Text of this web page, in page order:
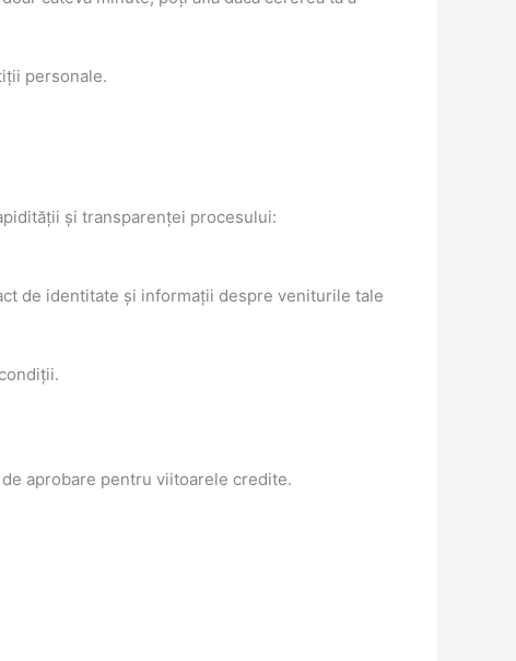
personale.
și transparenței procesului:
de identitate și informații despre veniturile tale
aprobare pentru viitoarele credite.